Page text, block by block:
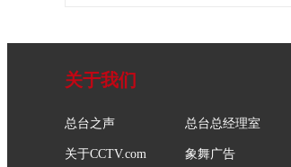
关于我们
总台之声 总台总经理室
关于CCTV.com 象舞广告